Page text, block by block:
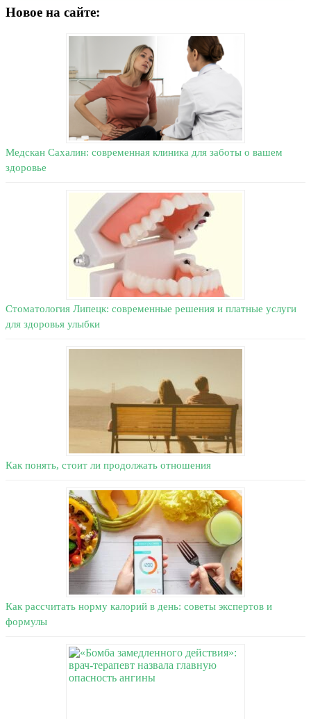
Новое на сайте:
Медскан Сахалин: современная клиника для заботы о вашем
здоровье
Стоматология Липецк: современные решения и платные услуги
для здоровья улыбки
Как понять, стоит ли продолжать отношения
Как рассчитать норму калорий в день: советы экспертов и
формулы